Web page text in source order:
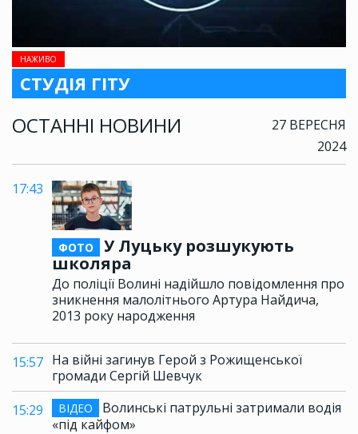
НАЖИВО
СТУДІЯ ГІТУ
ОСТАННІ НОВИНИ
27 ВЕРЕСНЯ
2024
17:43
ФОТО
У Луцьку розшукують
школяра
До поліції Волині надійшло повідомлення про
зникнення малолітнього Артура Найдича,
2013 року народження
15:57 На війні загинув Герой з Рожищенської
громади Сергій Шевчук
15:29
ВІДЕО
Волинські патрульні затримали водія
«під кайфом»